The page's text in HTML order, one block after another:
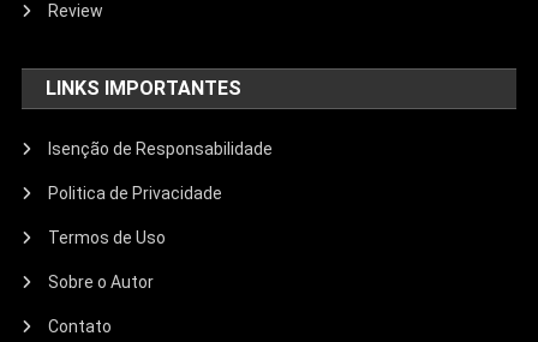
Review
LINKS IMPORTANTES
Isenção de Responsabilidade
Politica de Privacidade
Termos de Uso
Sobre o Autor
Contato